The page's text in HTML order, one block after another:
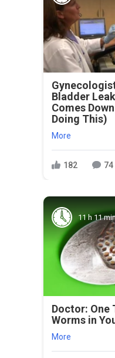
Bladder
Comes
Doing This)
More
182 74
11 h 11
Doctor: One
Worms in
More